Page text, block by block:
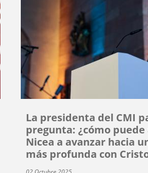
La presidenta del CMI
pregunta: ¿cómo
Nicea a avanzar hacia
más profunda con